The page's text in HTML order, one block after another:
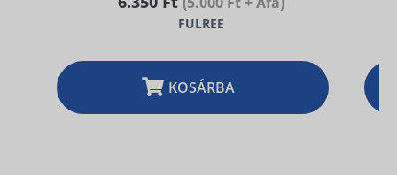
FULREE
KOSÁRBA